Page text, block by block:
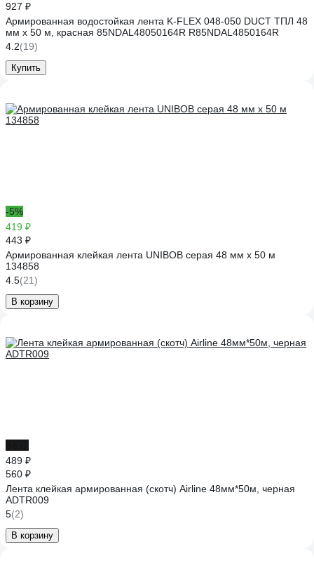
927 ₽
Армированная водостойкая лента K-FLEX 048-050 DUCT ТПЛ 48
мм х 50 м, красная 85NDAL48050164R R85NDAL4850164R
4.2(19)
Купить
-5%
419 ₽
443 ₽
Армированная клейкая лента UNIBOB серая 48 мм х 50 м
134858
4.5(21)
В корзину
489 ₽
560 ₽
Лента клейкая армированная (скотч) Airline 48мм*50м, черная
ADTR009
5(2)
В корзину